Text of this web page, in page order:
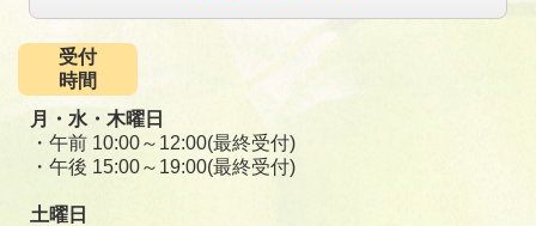
受付
時間
月・水・木曜日
・午前 10:00～12:00(最終受付)
・午後 15:00～19:00(最終受付)
土曜日